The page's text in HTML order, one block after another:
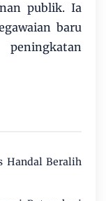
publik. Ia
baru
Handal Beralih